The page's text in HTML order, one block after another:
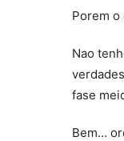
Porem
Nao
fase
Bem…